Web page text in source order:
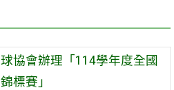
協會辦理「114學年度全國
標賽」